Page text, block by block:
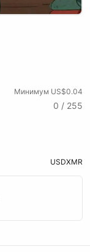
Минимум US$0.04
0 / 255
USDXMR